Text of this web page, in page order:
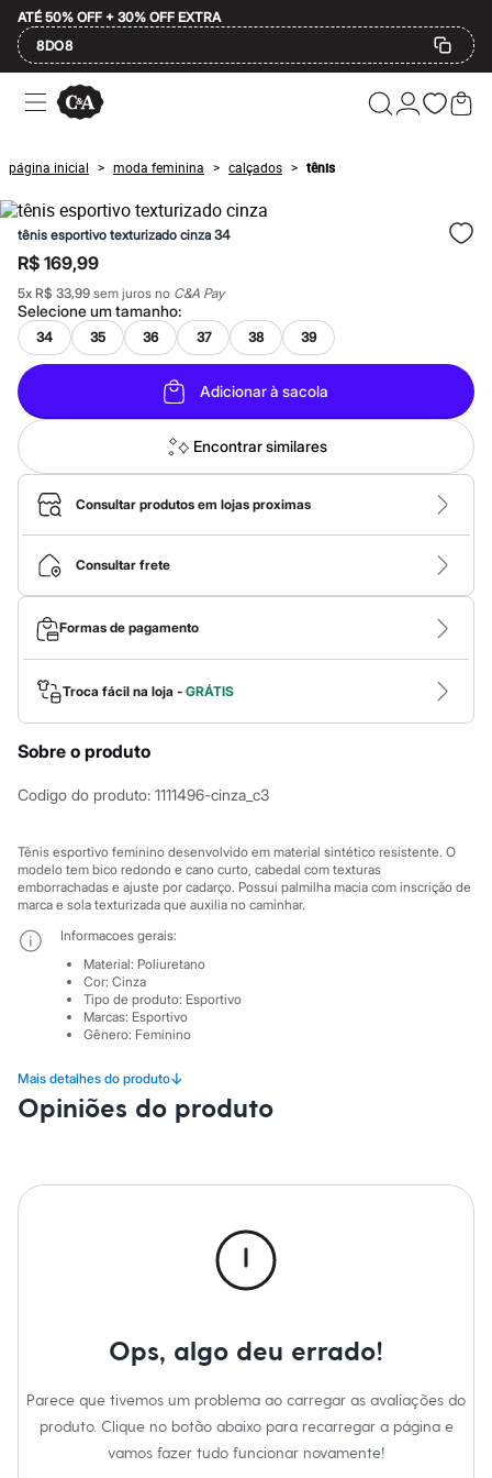
ATÉ 50% OFF + 30% OFF EXTRA
8DO8
Ofertas
Compre por Departamento
Masculino
Infantil
Calçados
Mindse7
Plus Size
Até 20% off
Até 40% off
Até 60% off
A partir de 60% off
Feminino
Em alta
Inverno
Alfaiataria
Novidades
Roupas
Blusas e Camisetas
Básicos
Calças
Casacos e Jaquetas
Jeans
Macacões
Saias
Shorts e Bermudas
Vestidos
Acessórios
Bolsas
Bonés e Chapéus
Bijoux
Cintos
Relógios
Botas
Sandálias
Sapatilhas
Tênis
Marcas
City
Clock House
Mindset
Sawary
Yessica
Moda esportiva
Blusas
Calçados
Leggings
Shorts e Bermudas
Calcinhas
Cintas e Modeladores
Saídas de praia
Personagens
Blusas e Camisetas
Calças
Casacos e Jaquetas
página inicial > moda feminina > calçados > tênis
tênis esportivo texturizado cinza 34
R$ 169,99
5x R$ 33,99 sem juros no C&A Pay
Selecione umtamanho:
34 35 36 37 38 39
Adicionar à sacola
Encontrar similares
Consultar produtos em lojas proximas
Consultar frete
Formas de pagamento
Troca fácil na loja - GRÁTIS
Sobre o produto
Codigo do produto: 1111496-cinza_c3
Tênis esportivo feminino desenvolvido em material sintético resistente. O
modelo tem bico redondo e cano curto, cabedal com texturas
emborrachadas e ajuste por cadarço. Possui palmilha macia com inscrição de
marca e sola texturizada que auxilia no caminhar.
Mais detalhes do produto↓
Informacoes gerais:
Material: Poliuretano
Cor: Cinza
Tipo de produto: Esportivo
Marcas: Esportivo
Gênero: Feminino
Opiniões do produto
Ops, algo deu errado!
Parece que tivemos um problema ao carregar as avaliações do
produto. Clique no botão abaixo para recarregar a página e
vamos fazer tudo funcionar novamente!